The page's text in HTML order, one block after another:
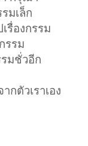
มเล็ก
รื่องกรรม
รรม
มชั่วอีก
กตัวเราเอง